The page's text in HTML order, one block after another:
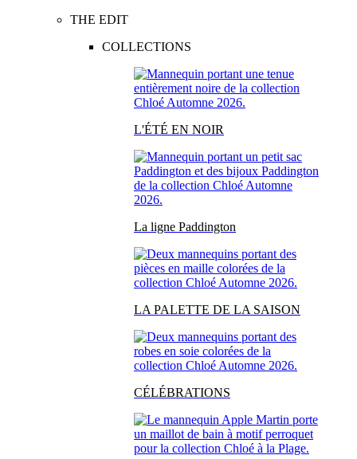
THE EDIT
COLLECTIONS
L'ÉTÉ EN NOIR
La ligne Paddington
LA PALETTE DE LA SAISON
CÉLÉBRATIONS